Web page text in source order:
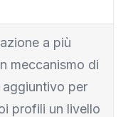
a più
meccanismo di
aggiuntivo per
profili un livello